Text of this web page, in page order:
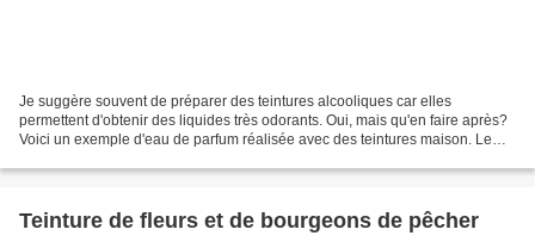
Je suggère souvent de préparer des teintures alcooliques car elles
permettent d'obtenir des liquides très odorants. Oui, mais qu'en faire après?
Voici un exemple d'eau de parfum réalisée avec des teintures maison. Le
Teinture de fleurs et de bourgeons de pêcher